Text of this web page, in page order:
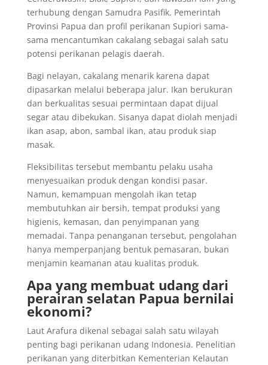
terhubung dengan Samudra Pasifik. Pemerintah
Provinsi Papua dan profil perikanan Supiori sama-
sama mencantumkan cakalang sebagai salah satu
potensi perikanan pelagis daerah.
Bagi nelayan, cakalang menarik karena dapat
dipasarkan melalui beberapa jalur. Ikan berukuran
dan berkualitas sesuai permintaan dapat dijual
segar atau dibekukan. Sisanya dapat diolah menjadi
ikan asap, abon, sambal ikan, atau produk siap
masak.
Fleksibilitas tersebut membantu pelaku usaha
menyesuaikan produk dengan kondisi pasar.
Namun, kemampuan mengolah ikan tetap
membutuhkan air bersih, tempat produksi yang
higienis, kemasan, dan penyimpanan yang
memadai. Tanpa penanganan tersebut, pengolahan
hanya memperpanjang bentuk pemasaran, bukan
menjamin keamanan atau kualitas produk.
Apa yang membuat udang dari
perairan selatan Papua bernilai
ekonomi?
Laut Arafura dikenal sebagai salah satu wilayah
penting bagi perikanan udang Indonesia. Penelitian
perikanan yang diterbitkan Kementerian Kelautan